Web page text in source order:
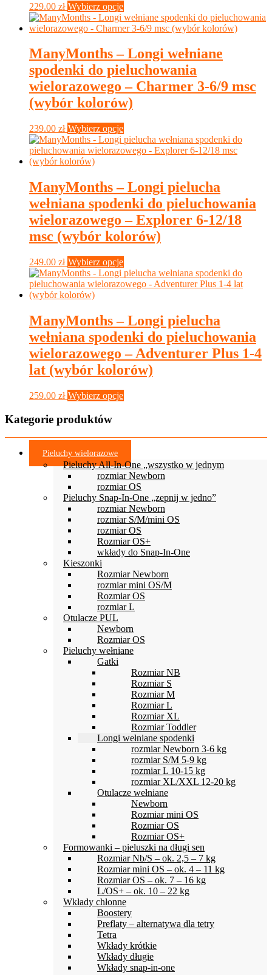
229.00 zł Wybierz opcje
produkt
ma
wariantów.
Opcje
można
wybrać
na
stronie
ManyMonths – Longi wełniane
spodenki do pieluchowania
wielorazowego – Charmer 3-6/9 msc
(wybór kolorów)
239.00 zł Wybierz opcje
produkt
ma
Opcje
można
wybrać
stronie
produktu
ManyMonths – Longi pielucha
wełniana spodenki do pieluchowania
wielorazowego – Explorer 6-12/18
msc (wybór kolorów)
249.00 zł Wybierz opcje
produkt
ma
Opcje
można
wybrać
stronie
produktu
ManyMonths – Longi pielucha
wełniana spodenki do pieluchowania
wielorazowego – Adventurer Plus 1-4
lat (wybór kolorów)
259.00 zł Wybierz opcje
wariantów.
można
wybrać
na
stronie
produktu
Kategorie produktów
Pieluchy wielorazowe
Pieluchy All-In-One „wszystko w jednym
rozmiar Newborn
rozmiar OS
Pieluchy Snap-In-One „zepnij w jedno”
rozmiar Newborn
rozmiar S/M/mini OS
rozmiar OS
Rozmiar OS+
wkłady do Snap-In-One
Kieszonki
Rozmiar Newborn
rozmiar mini OS/M
Rozmiar OS
rozmiar L
Otulacze PUL
Newborn
Rozmiar OS
Pieluchy wełniane
Gatki
Rozmiar NB
Rozmiar S
Rozmiar M
Rozmiar L
Rozmiar XL
Rozmiar Toddler
Longi wełniane spodenki
rozmiar Newborn 3-6 kg
rozmiar S/M 5-9 kg
rozmiar L 10-15 kg
rozmiar XL/XXL 12-20 kg
Otulacze wełniane
Newborn
Rozmiar mini OS
Rozmiar OS
Rozmiar OS+
Formowanki – pieluszki na długi sen
Rozmiar Nb/S – ok. 2,5 – 7 kg
Rozmiar mini OS – ok. 4 – 11 kg
Rozmiar OS – ok. 7 – 16 kg
L/OS+ – ok. 10 – 22 kg
Wkłady chłonne
Boostery
Preflaty – alternatywa dla tetry
Tetra
Wkłady krótkie
Wkłady długie
Wkłady snap-in-one